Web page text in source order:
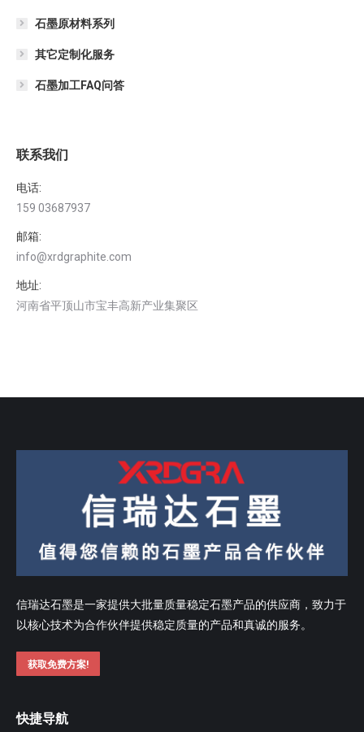
石墨原材料系列
其它定制化服务
石墨加工FAQ问答
联系我们
电话:
159 03687937
邮箱:
info@xrdgraphite.com
地址:
河南省平顶山市宝丰高新产业集聚区
信瑞达石墨是一家提供大批量质量稳定石墨产品的供应商，致力于
以核心技术为合作伙伴提供稳定质量的产品和真诚的服务。
获取免费方案!
快捷导航